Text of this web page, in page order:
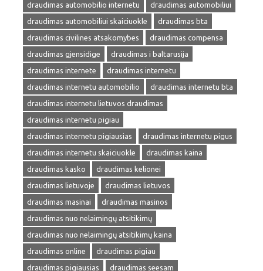
draudimas automobilio internetu
draudimas automobiliui
draudimas automobiliui skaiciuokle
draudimas bta
draudimas civilines atsakomybes
draudimas compensa
draudimas gjensidige
draudimas i baltarusija
draudimas internete
draudimas internetu
draudimas internetu automobilio
draudimas internetu bta
draudimas internetu lietuvos draudimas
draudimas internetu pigiau
draudimas internetu pigiausias
draudimas internetu pigus
draudimas internetu skaiciuokle
draudimas kaina
draudimas kasko
draudimas kelionei
draudimas lietuvoje
draudimas lietuvos
draudimas masinai
draudimas masinos
draudimas nuo nelaimingų atsitikimų
draudimas nuo nelaimingų atsitikimų kaina
draudimas online
draudimas pigiau
draudimas pigiausias
draudimas seesam